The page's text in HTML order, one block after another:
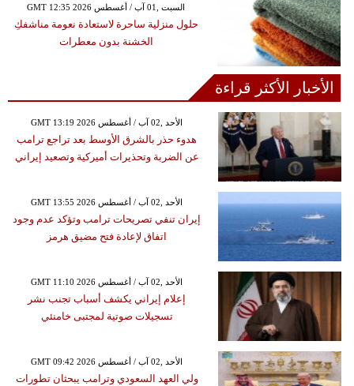
GMT 12:35 2026 السبت ,01 آب / أغسطس
حلول منزلية ساحرة لاستعادة نعومة مناشفكِ
الخشنة بدون معطرات
الأخبار الأكثر قراءة
GMT 13:19 2026 الأحد ,02 آب / أغسطس
هدوء حذر بالشرق الأوسط بعد تراجع ترامب
عن الضربة وتحذيرات أميركية وتصعيد إيراني
GMT 13:55 2026 الأحد ,02 آب / أغسطس
إيران تنفي تصريحات ترامب وتؤكد عدم وجود
اتفاق لإعادة فتح مضيق هرمز
GMT 11:10 2026 الأحد ,02 آب / أغسطس
إعلام إيراني يكشف أسباب تجنب نشر
تسجيلات صوتية لمجتبى خامنئي
GMT 09:42 2026 الأحد ,02 آب / أغسطس
ولي العهد السعودي وترامب يبحثان تطورات